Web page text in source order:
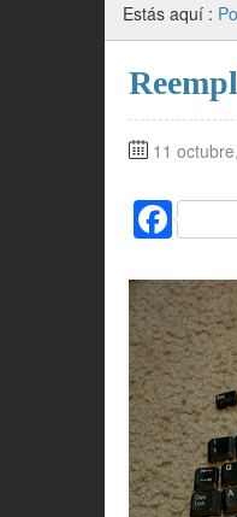
Estás aquí :
11
F
c
e
b
o
o
k